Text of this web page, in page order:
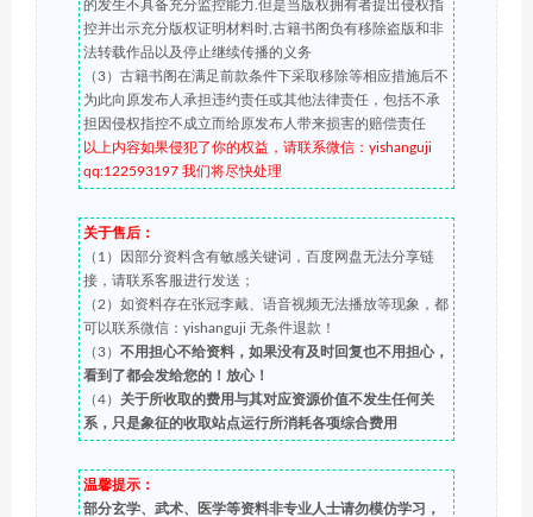
的发生不具备充分监控能力.但是当版权拥有者提出侵权指
控并出示充分版权证明材料时,古籍书阁负有移除盗版和非
法转载作品以及停止继续传播的义务
（3）古籍书阁在满足前款条件下采取移除等相应措施后不
为此向原发布人承担违约责任或其他法律责任，包括不承
担因侵权指控不成立而给原发布人带来损害的赔偿责任
以上内容如果侵犯了你的权益，请联系微信：yishanguji
qq:122593197 我们将尽快处理
关于售后：
（1）因部分资料含有敏感关键词，百度网盘无法分享链
接，请联系客服进行发送；
（2）如资料存在张冠李戴、语音视频无法播放等现象，都
可以联系微信：yishanguji 无条件退款！
（3） 不用担心不给资料，如果没有及时回复也不用担心，
看到了都会发给您的！放心！
（4） 关于所收取的费用与其对应资源价值不发生任何关
系，只是象征的收取站点运行所消耗各项综合费用
温馨提示：
部分玄学、武术、医学等资料非专业人士请勿模仿学习，